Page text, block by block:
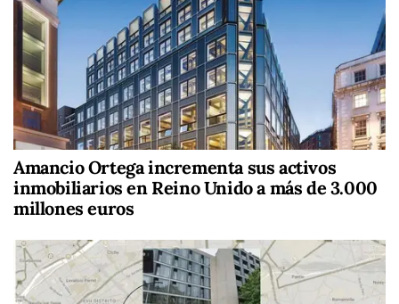
Amancio Ortega incrementa sus activos
inmobiliarios en Reino Unido a más de 3.000
millones euros